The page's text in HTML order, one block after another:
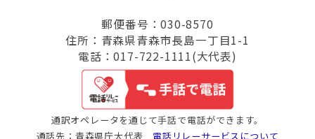
郵便番号：030-8570
住所：青森県青森市長島一丁目1-1
電話：017-722-1111(大代表)
通訳オペレータを通じて手話で電話ができます。
通話先：青森県庁大代表 電話リレーサービスについて